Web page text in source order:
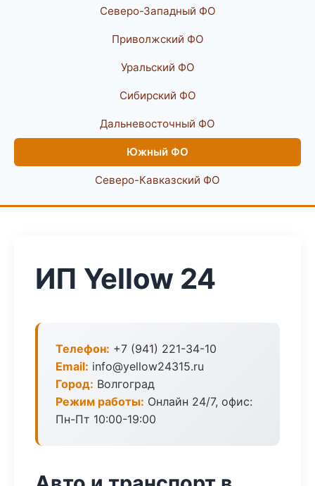
Северо-Западный ФО
Приволжский ФО
Уральский ФО
Сибирский ФО
Дальневосточный ФО
Южный ФО
Северо-Кавказский ФО
ИП Yellow 24
Телефон: +7 (941) 221-34-10
Email: info@yellow24315.ru
Город: Волгоград
Режим работы: Онлайн 24/7, офис:
Пн-Пт 10:00-19:00